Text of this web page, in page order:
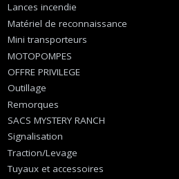
Lances incendie
Matériel de reconnaissance
Mini transporteurs
MOTOPOMPES
OFFRE PRIVILEGE
Outillage
Remorques
SACS MYSTERY RANCH
Signalisation
Traction/Levage
Tuyaux et accessoires